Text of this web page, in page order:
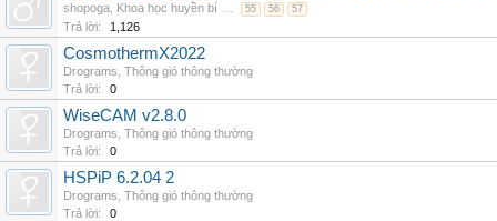
shopoga Khoa học huyền bí ... 55 56 57
Trả lời: 1,126
CosmothermX2022
Drograms Thông gió thông thường
Trả lời:
0
WiseCAM v2.8.0
Drograms Thông gió thông thường
Trả lời:
0
HSPiP 6.2.04 2
Drograms Thông gió thông thường
Trả lời:
0